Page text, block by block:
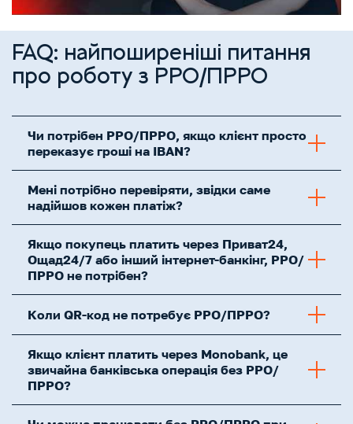
FAQ: найпоширеніші питання
про роботу з РРО/ПРРО
Чи потрібен РРО/ПРРО, якщо клієнт просто
переказує гроші на IBAN?
Мені потрібно перевіряти, звідки саме
надійшов кожен платіж?
Якщо покупець платить через Приват24,
Ощад24/7 або інший інтернет-банкінг, РРО/
ПРРО не потрібен?
Коли QR-код не потребує РРО/ПРРО?
Якщо клієнт платить через Monobank, це
звичайна банківська операція без РРО/
ПРРО?